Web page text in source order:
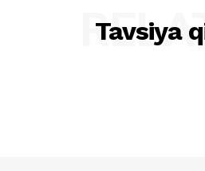
Tavsiya